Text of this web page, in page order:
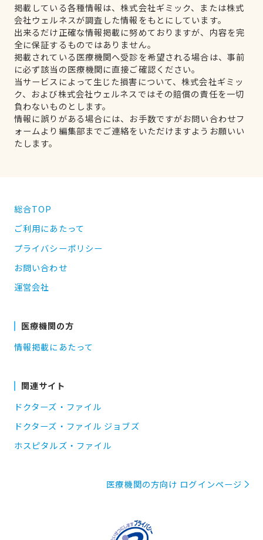
掲載している各種情報は、株式会社ギミック、または株式
会社ウェルネスが調査した情報をもとにしています。
出来るだけ正確な情報掲載に努めておりますが、内容を完
全に保証するものではありません。
掲載されている医療機関へ受診を希望される場合は、事前
に必ず該当の医療機関に直接ご確認ください。
当サービスによって生じた損害について、株式会社ギミッ
ク、および株式会社ウェルネスではその賠償の責任を一切
負わないものとします。
情報に誤りがある場合には、お手数ですがお問い合わせフ
ォームより編集部までご連絡をいただけますようお願いい
たします。
総合TOP
ご利用にあたって
プライバシーポリシー
お問い合わせ
運営会社
医療機関の方
情報掲載にあたって
関連サイト
ドクターズ・ファイル
ドクターズ・ファイル ジョブズ
ホスピタルズ・ファイル
医療機関の方向け ログインページ